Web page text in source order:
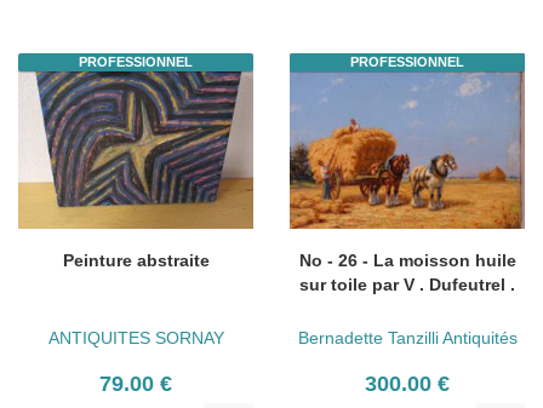
PROFESSIONNEL
Peinture abstraite
ANTIQUITES SORNAY
79.00 €
PROFESSIONNEL
No - 26 - La moisson huile
sur toile par V . Dufeutrel .
Bernadette Tanzilli Antiquités
300.00 €